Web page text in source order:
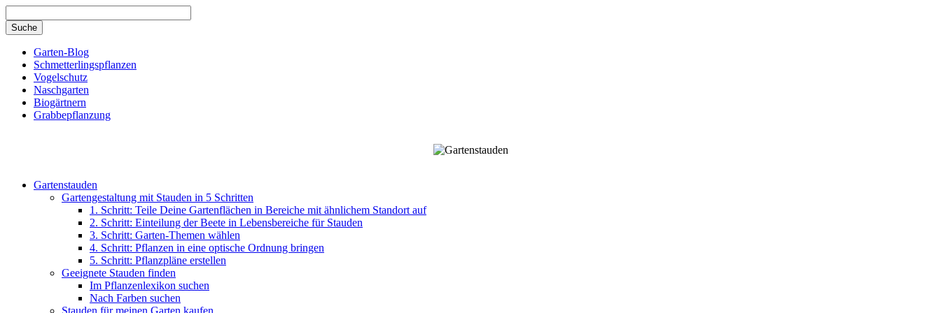
Garten-Blog
Schmetterlingspflanzen
Vogelschutz
Naschgarten
Biogärtnern
Grabbepflanzung
Gartenstauden
Gartengestaltung mit Stauden in 5 Schritten
1. Schritt: Teile Deine Gartenflächen in Bereiche mit ähnlichem Standort auf
2. Schritt: Einteilung der Beete in Lebensbereiche für Stauden
3. Schritt: Garten-Themen wählen
4. Schritt: Pflanzen in eine optische Ordnung bringen
5. Schritt: Pflanzpläne erstellen
Geeignete Stauden finden
Im Pflanzenlexikon suchen
Nach Farben suchen
Stauden für meinen Garten kaufen